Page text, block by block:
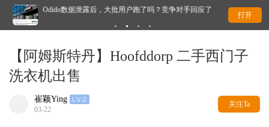
Odido数据泄露后，大批用户跑了吗？竞争对手回应了 干
打开
【阿姆斯特丹】Hoofddorp 二手西门子
洗衣机出售
崔颖Ying
03-22
关注Ta